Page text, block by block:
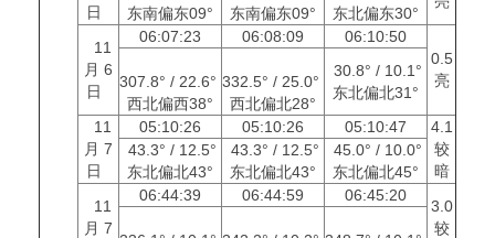
日
东南偏东09°
东南偏东09°
东北偏东30°
11
月 6
日
06:07:23 06:08:09
06:10:50
0.5
亮
307.8° / 22.6°
西北偏西38°
332.5° / 25.0°
西北偏北28°
30.8° / 10.1°
东北偏北31°
11
月 7
日
05:10:26 05:10:26 05:10:47
4.1
较
暗
43.3° / 12.5°
东北偏北43°
43.3° / 12.5°
东北偏北43°
45.0° / 10.0°
东北偏北45°
11
月 7
06:44:39 06:44:59 06:45:20
3.0
较